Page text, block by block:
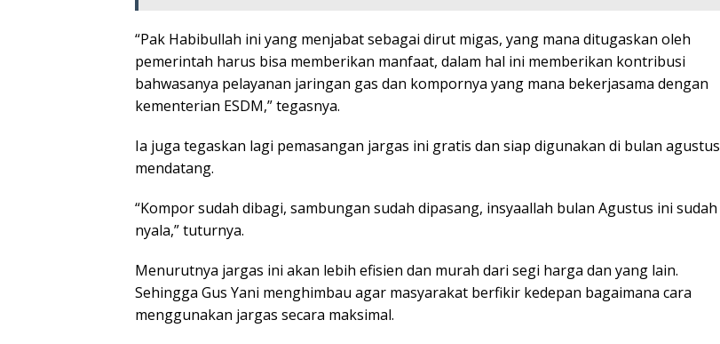
“Pak Habibullah ini yang menjabat sebagai dirut migas, yang mana ditugaskan oleh
pemerintah harus bisa memberikan manfaat, dalam hal ini memberikan kontribusi
bahwasanya pelayanan jaringan gas dan kompornya yang mana bekerjasama dengan
kementerian ESDM,” tegasnya.
Ia juga tegaskan lagi pemasangan jargas ini gratis dan siap digunakan di bulan agustus
mendatang.
“Kompor sudah dibagi, sambungan sudah dipasang, insyaallah bulan Agustus ini sudah
nyala,” tuturnya.
Menurutnya jargas ini akan lebih efisien dan murah dari segi harga dan yang lain.
Sehingga Gus Yani menghimbau agar masyarakat berfikir kedepan bagaimana cara
menggunakan jargas secara maksimal.